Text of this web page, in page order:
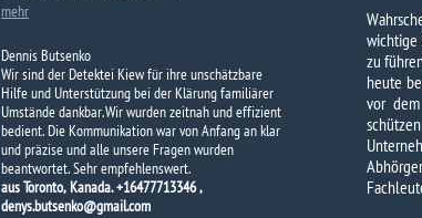
wichtige
zu
heute
vor
mehr
Dennis Butsenko
Wir sind der Detektei Kiew für ihre unschätzbare
Hilfe und Unterstützung bei der Klärung familiärer
Umstände dankbar. Wir wurden zeitnah und effizient
bedient. Die Kommunikation war von Anfang an klar
und präzise und alle unsere Fragen wurden
beantwortet. Sehr empfehlenswert.
aus Toronto, Kanada. +16477713346 ,
denys.butsenko@gmail.com